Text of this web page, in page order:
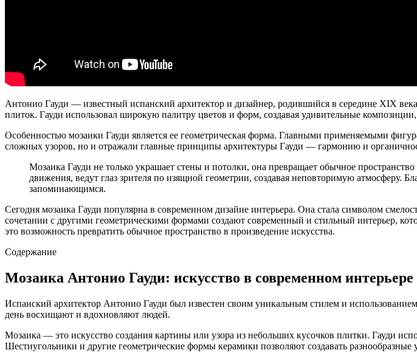
Антонио Гауди — известный испанский архитектор и дизайнер, родившийся в середине XIX
плиток. Гауди использовал широкую палитру цветов и форм, создавая удивительные
Особенностью мозаики Гауди является ее геометрическая форма. Главными применяемыми
сложных узоров, но и отражали главные принципы архитектуры Гауди — гармонию и
Мозаика Гауди не только украшает стены и потолки, она превращает обычное
движения, ведут глаз зрителя по изящной геометрии, создавая неповторимую атмосферу.
запоминающимся.
Сегодня мозаика Гауди популярна в современном дизайне интерьера. Она стала символом
сочетании с другими геометрическими формами создают современный и стильный интерьер,
это возможность превратить обычное пространство в произведение искусства.
Содержание
Мозаика Антонио Гауди: искусство в современном интерьере
Испанский архитектор Антонио Гауди был известен своим уникальным стилем и
день восхищают и вдохновляют людей.
Мозаика — это искусство создания картины или узора из небольших кусочков плитки. Гауди
Шестиугольники и другие геометрические формы керамики позволяют создавать